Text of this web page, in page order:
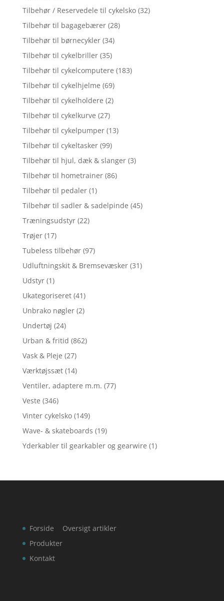
Tilbehør / Reservedele til cykelsko (32)
Tilbehør til bagagebærer (28)
Tilbehør til børnecykler (34)
Tilbehør til cykelbriller (35)
Tilbehør til cykelcomputere (183)
Tilbehør til cykelhjelme (69)
Tilbehør til cykelholdere (2)
Tilbehør til cykelkurve (27)
Tilbehør til cykelpumper (13)
Tilbehør til cykeltasker (99)
Tilbehør til hjul, dæk & slanger (3)
Tilbehør til hometrainer (86)
Tilbehør til pedaler (1)
Tilbehør til sadler & sadelpinde (45)
Træningsudstyr (22)
Trøjer (17)
Tubeless tilbehør (97)
Udluftningskit & Bremsevæsker (31)
Udstyr (1)
Ukategoriseret (41)
Unbrako nøgler (2)
Undertøj (24)
Urban & fritid (862)
Vask & Pleje (27)
Værktøjssæt (14)
Ventiler, adaptere m.m. (77)
Veste (346)
Vinter cykelsko (149)
Wave- & skateboards (19)
Yderkabler til gearkabler og gearwire (1)
Forside
Produkter
Kontakt
Oversigt artikler